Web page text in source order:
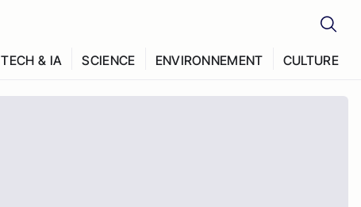
TECH & IA SCIENCE ENVIRONNEMENT CULTURE